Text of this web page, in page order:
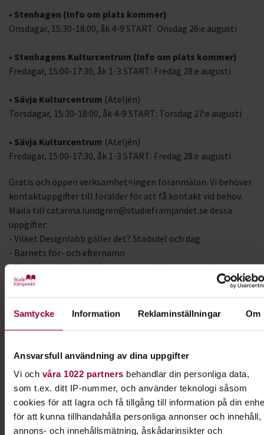
Samtycke Information Reklaminställningar Om
Ansvarsfull användning av dina uppgifter
Vi och våra 1022 partners behandlar din personliga data,
som t.ex. ditt IP-nummer, och använder teknologi såsom
cookies för att lagra och få tillgång till information på din
för att kunna tillhandahålla personliga annonser och innehåll,
annons- och innehållsmätning, åskådarinsikter och
• Stenhagen (Info om plats kommer)
Onsdagar, 15:30-18:00, åk 4-9 START: Onsdag 26:e augusti
• Stenhagens Kulturcentrum (Info om plats kommer)
Fredagar, 15:00-17:30, åk 1-3 START: Fredag 28:e augusti
• Sävja Kulturcentrum (Ateljén)
Torsdagar, 15:30-18:00, åk 4-9 START: Torsdag 27:e augusti
• Sävja Kulturcentrum (Ateljén)
Fredagar, 15:00-17:30, åk 1-3 START: Fredag 28:e augusti
Gratis och öppen verksamhet=ingen föranmälan. Vi behöver
kontaktuppgifter till förälder för att få kontakt vid behov.
Maila till catarina.lundgren@studieframjandet.se dessa
uppgifter:
- Vilket Designlabb gäller det? Stadsdel och dag
- Barnets för- och efternamn
- Förälderns för- och efternamn, mobilnummer och
epostadress
Samt svara på om barnet får gå och komma till
Designlabbet själv eller om hen ska hämtas?
DESIGNLABBET FUNKIS - För barn och ungdomar från 13
år med funktionsvariation och/eller kognitiv
funktionsnedsättning.
Ingen föranmälan. Aktiviteten är gratis för både deltagare
och medföljande personer/assistenter. Vi rekommenderar
Designlabbet Funkis om ditt barn har en funktionsvariation som